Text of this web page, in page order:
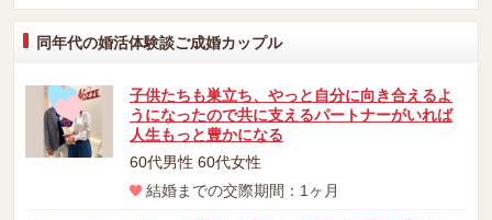
同年代の婚活体験談ご成婚カップル
子供たちも巣立ち、やっと自分に向き合えるよ
うになったので共に支えるパートナーがいれば
人生もっと豊かになる
60代男性 60代女性
結婚までの交際期間：1ヶ月